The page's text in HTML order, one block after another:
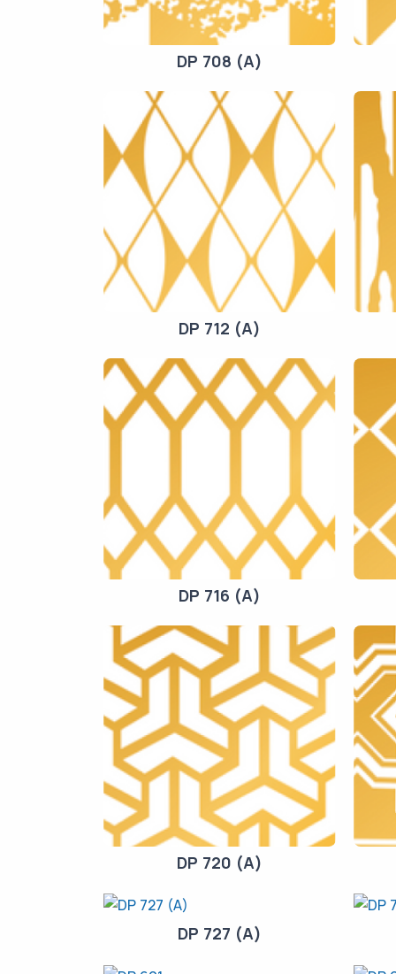
DP 708 (A)
DP 712 (A)
DP 716 (A)
DP 720 (A)
DP 727 (A)